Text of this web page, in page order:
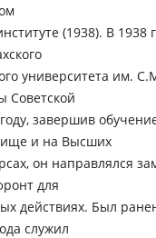
(1938). В 1938
университета им.
Советской
завершив
и на Высших
он направлялся
для
действиях. Был
служил